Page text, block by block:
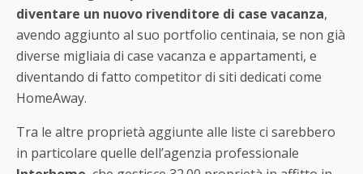
diventare un nuovo rivenditore di case vacanza,
avendo aggiunto al suo portfolio centinaia, se non già
diverse migliaia di case vacanza e appartamenti, e
diventando di fatto competitor di siti dedicati come
HomeAway.
Tra le altre proprietà aggiunte alle liste ci sarebbero
in particolare quelle dell’agenzia professionale